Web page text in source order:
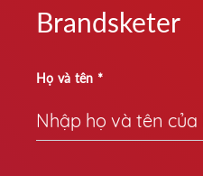
Brandsketer
Họ và tên *